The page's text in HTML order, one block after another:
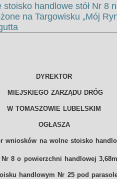
handlowe stół Nr 8
na Targowisku „Mój
DYREKTOR
MIEJSKIEGO ZARZĄDU DRÓG
W TOMASZOWIE LUBELSKIM
OGŁASZA
wniosków na wolne stoisko
Nr 8 o powierzchni handlowej
handlowym Nr 25 pod